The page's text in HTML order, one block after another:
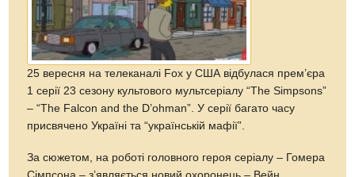
25 вересня на телеканалі Fox у США відбулася прем’єра
1 серії 23 сезону культового мультсеріалу “The Simpsons”
– “The Falcon and the D’ohman”. У серії багато часу
присвячено Україні та “українській мафії”.
За сюжетом, на роботі головного героя серіалу – Гомера